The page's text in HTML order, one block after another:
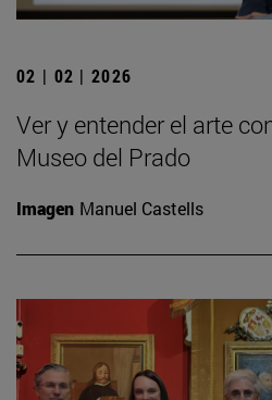
02 | 02 | 2026
Ver y entender el arte
Museo del Prado
Imagen Manuel Castells